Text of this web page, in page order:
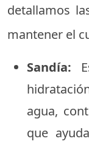
detallamos
mantener el
Sandía:
agua,
que